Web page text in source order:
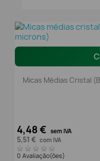
Micas Médias Cristal
4,48 € sem IVA
5,51 € com IVA
0 Avaliação(ões)